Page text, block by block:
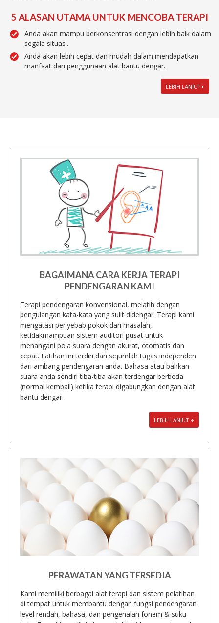
5 ALASAN UTAMA UNTUK MENCOBA TERAPI
Anda akan mampu berkonsentrasi dengan lebih baik dalam
segala situasi.
Anda akan lebih cepat dan mudah dalam mendapatkan
manfaat dari penggunaan alat bantu dengar.
LEBIH LANJUT+
BAGAIMANA CARA KERJA TERAPI
PENDENGARAN KAMI
Terapi pendengaran konvensional, melatih dengan
pengulangan kata-kata yang sulit didengar. Terapi kami
mengatasi penyebab pokok dari masalah,
ketidakmampuan sistem auditori pusat untuk
menangani pola suara dengan akurat, otomatis dan
cepat. Latihan ini terdiri dari sejumlah tugas independen
dari ambang pendengaran anda. Bahasa atau bahkan
suara anda sendiri tiba-tiba akan terdengar berbeda
(normal kembali) ketika terapi digabungkan dengan alat
bantu dengar.
LEBIH LANJUT +
PERAWATAN YANG TERSEDIA
Kami memiliki berbagai alat terapi dan sistem pelatihan
di tempat untuk membantu dengan fungsi pendengaran
level rendah, bahasa, dan pengenalan fonem & suku